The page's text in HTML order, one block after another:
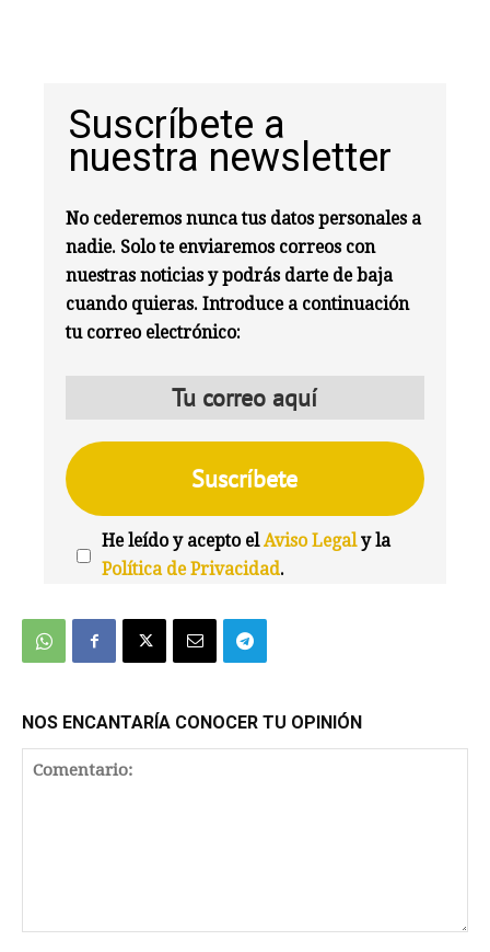
Suscríbete a
nuestra newsletter
No cederemos nunca tus datos personales a
nadie. Solo te enviaremos correos con
nuestras noticias y podrás darte de baja
cuando quieras. Introduce a continuación
tu correo electrónico:
He leído y acepto elAviso Legaly la
Política de Privacidad.
NOS ENCANTARÍA CONOCER TU OPINIÓN